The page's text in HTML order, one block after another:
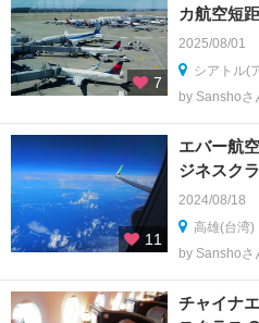
7
カ航空短
2025/08/01
シアトル(
by Sanshoさ
11
エバー航
ジネスク
2024/08/18
高雄(台湾)
by Sanshoさ
チャイナ